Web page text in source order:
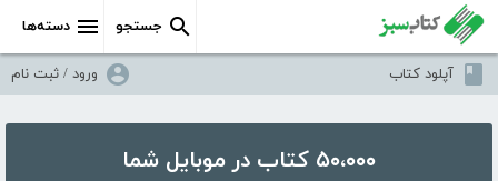
دسته‌ها جستجو
آپلود کتاب ورود / ثبت نام
۵۰،۰۰۰ کتاب در موبایل شما